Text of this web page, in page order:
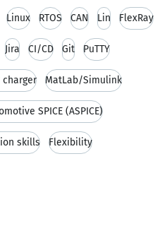
Linux RTOS CAN Lin FlexRay
Jira CI/CD Git PuTTY
MatLab/Simulink
SPICE (ASPICE)
skills Flexibility